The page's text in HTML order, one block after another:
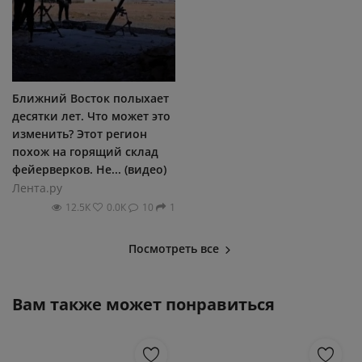
Ближний Восток полыхает
десятки лет. Что может это
изменить? Этот регион
похож на горящий склад
фейерверков. Не... (видео)
Лента.ру
12.5К 0.0К 10 1
Посмотреть все
Вам также может понравиться